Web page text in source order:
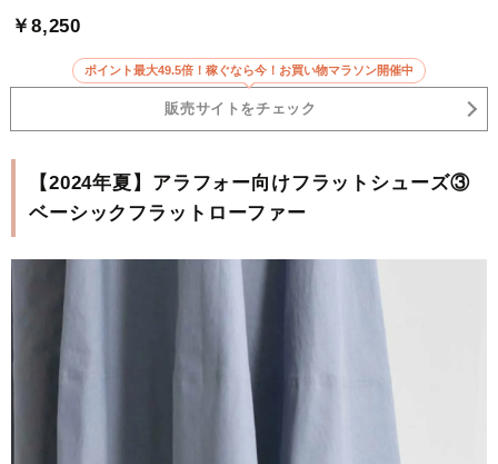
￥8,250
ポイント最大49.5倍！稼ぐなら今！お買い物マラソン開催中
販売サイトをチェック
【2024年夏】アラフォー向けフラットシューズ③
ベーシックフラットローファー